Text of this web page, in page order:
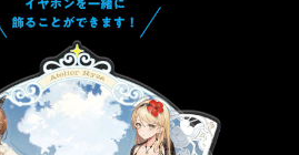
media/HPB906mW4AA
media/HPB909hXkAAZ
media/HPB91EgWkAA